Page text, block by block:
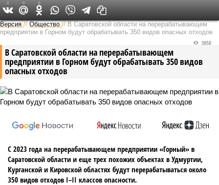
Версия в Саратове
Версия //Общество //В Саратовской области на перерабатывающем
предприятии в Горном будут обрабатывать 350 видов опасных отходов
В Саратовской области на перерабатывающем
предприятии в Горном будут обрабатывать 350 видов
опасных отходов
3858
С 2023 года на перерабатывающем предприятии «Горный» в
Саратовской области и еще трех похожих объектах в Удмуртии,
Курганской и Кировской областях будут перерабатываться около
350 видов отходов I–II классов опасности.
0 0 0